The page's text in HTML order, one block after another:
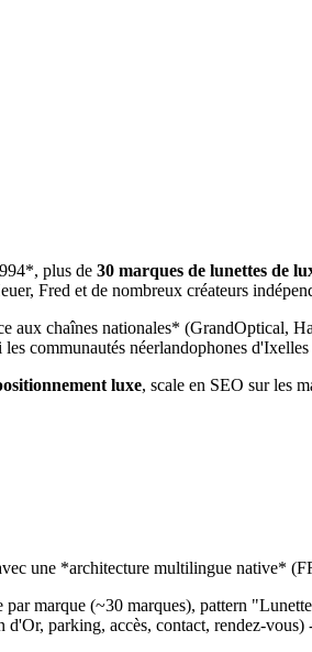
plus de 30 marques de lunettes de
Fred et de nombreux créateurs
aux chaînes nationales* (GrandOptical,
communautés néerlandophones
luxe, scale en SEO sur les
une *architecture multilingue native*
par marque (~30 marques), pattern
d'Or, parking, accès, contact, rendez-